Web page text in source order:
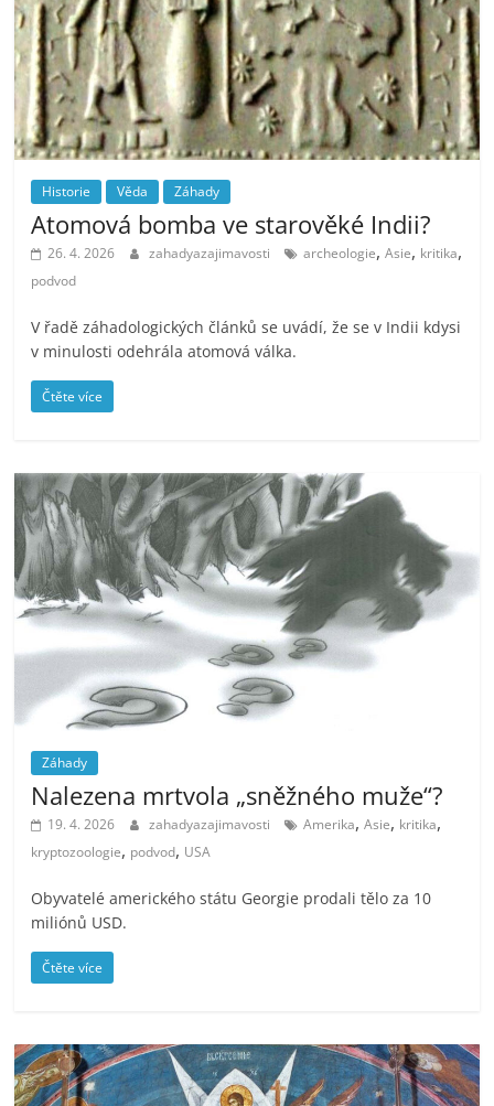
Historie Věda Záhady
Atomová bomba ve starověké Indii?
26. 4. 2026 zahadyazajimavosti archeologie,Asie, kritika,
podvod
V řadě záhadologických článků se uvádí, že se v Indii kdysi
v minulosti odehrála atomová válka.
Čtěte více
Záhady
Nalezena mrtvola „sněžného muže“?
19. 4. 2026 zahadyazajimavosti Amerika,Asie, kritika,
kryptozoologie, podvod, USA
Obyvatelé amerického státu Georgie prodali tělo za 10
miliónů USD.
Čtěte více